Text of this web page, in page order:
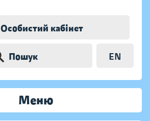
Особистий кабінет
Пошук EN
Меню